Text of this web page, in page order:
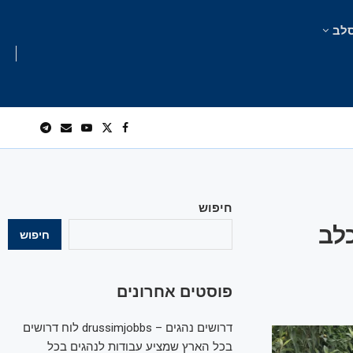
חיפוש
חיפוש
פוסטים אחרונים
דרושים נהגים – drussimjobbs לוח דרושים
בכל הארץ שמציע עבודות לנהגים בכל